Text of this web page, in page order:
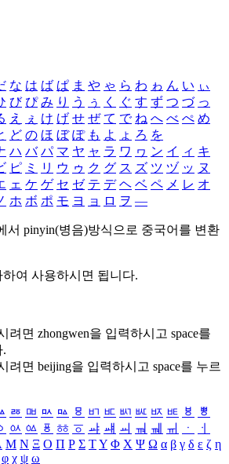
な は ば ぱ ま や ゃ ら わ ゎ ん い ぃ
び ぴ み り う ぅ く ぐ す ず つ づ っ
え ぇ け げ せ ぜ て で ね へ べ ぺ め
ど の ほ ぼ ぽ も よ ょ ろ を
ハ バ パ マ ヤ ャ ラ ワ ヮ ン イ ィ キ
ピ ミ リ ウ ゥ ク グ ス ズ ツ ヅ ッ ヌ
ェ ケ ゲ セ ゼ テ デ ヘ ベ ペ メ レ オ
ホ ボ ポ モ ヨ ョ ロ ヲ ―
서 pinyin(병음)방식으로 중국어를 변환
여 사용하시면 됩니다.
려면 zhongwen을 입력하시고 space를
.
려면 beijing을 입력하시고 space를 누르
ㅭ ㅮ ㅯ ㅰ ㅱ ㅲ ㅳ ㅴ ㅵ ㅶ ㅷ ㅸ
ㅹ
ㆂ ㆃ ㆄ ㆅ ㆆ ㆇ ㆈ ㆉ ㆊ ㆋ ㆌ ㆍ
ㆎ
Μ Ν Ξ Ο Π Ρ Σ ΤΥ Φ Χ Ψ Ω α β γ δ ε ζ η
φ χ ψ ω